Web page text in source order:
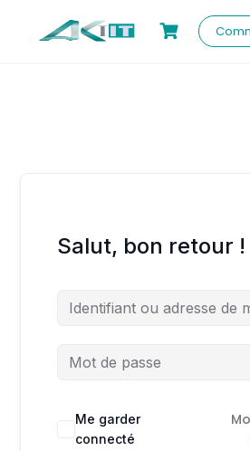
Salut, bon retour !
Me garder
connecté